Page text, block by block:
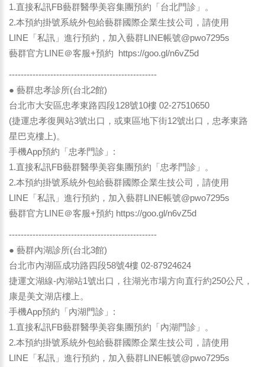
1.直接私訊FB藝群醫學美容集團預約「台北門診」。
2.本預約掛號系統外包給藝群國際企業生技公司，請使用
LINE「私訊」進行預約，加入藝群LINE帳號@pwo7295s
藝群官方LINE＠客服+預約 https://goo.gl/n6vZ5d
--------------------------------------------------
● 藝群忠孝診所(台北2館)
台北市大安區忠孝東路四段128號10樓 02-27510650
(捷運忠孝復興站3號出口，或東區地下街12號出口，忠孝東路
星巴克樓上)。
手機App預約「忠孝門診」:
1.直接私訊FB藝群醫學美容集團預約「忠孝門診」。
2.本預約掛號系統外包給藝群國際企業生技公司，請使用
LINE「私訊」進行預約，加入藝群LINE帳號@pwo7295s
藝群官方LINE＠客服+預約 https://goo.gl/n6vZ5d
--------------------------------------------------
● 藝群內湖診所(台北3館)
台北市內湖區成功路四段58號4樓 02-87924624
捷運文湖線-內湖站1號出口，往湖光市場方向直行約250公尺，
康是美文湖店樓上。
手機App預約「內湖門診」:
1.直接私訊FB藝群醫學美容集團預約「內湖門診」。
2.本預約掛號系統外包給藝群國際企業生技公司，請使用
LINE「私訊」進行預約，加入藝群LINE帳號@pwo7295s